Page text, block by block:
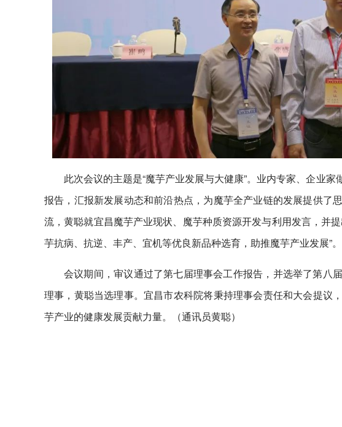
此次会议的主题是“魔芋产业发展与大健康”。业内专家、企业
报告，汇报新发展动态和前沿热点，为魔芋全产业链的发展提供了
流，黄聪就宜昌魔芋产业现状、魔芋种质资源开发与利用发言，并
芋抗病、抗逆、丰产、宜机等优良新品种选育，助推魔芋产业发展”。
会议期间，审议通过了第七届理事会工作报告，并选举了第八
理事，黄聪当选理事。宜昌市农科院将秉持理事会责任和大会提议
芋产业的健康发展贡献力量。（通讯员黄聪）